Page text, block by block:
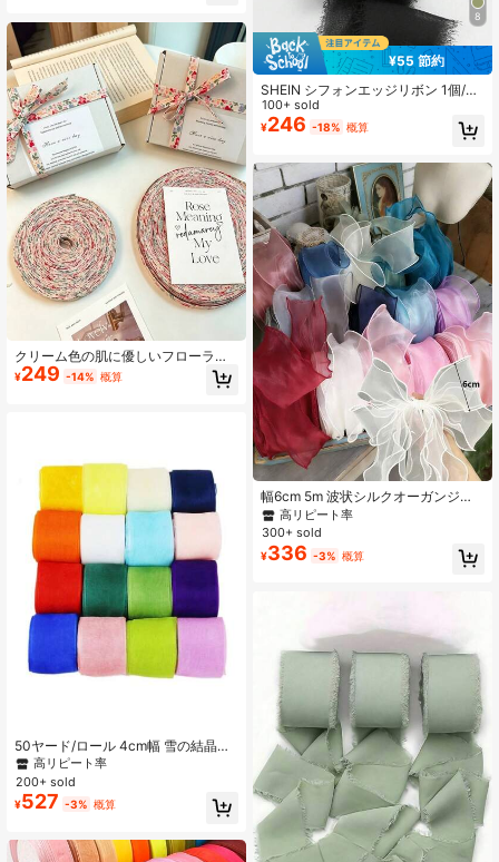
クリーム色の肌に優しいフローラル
リボン、ギフトラッピング、ハンド
メイドクラフト、ホリデーデコレー
ィー、誕生日ギフトラッピングに適
しています
¥249 -14% 概算
50ヤード/ロール 4cm幅 雪の結晶オ
ーガンジーリボン、ギフトラッピン
グ、ベーキングパッケージ、花束、
ウェディングデコレーション、ハン
ドメイドDIYクラフト、ヘッドウェ
高リピート率
200+ sold
¥527 -3% 概算
8
¥55 節約
SHEIN シフォンエッジリボン 1個/5
個入り、幅4cm×長さ6.5m ウェディ
ング装飾、ブーケ装飾、ハンドメイ
ド装飾、招待状装飾、ホーム装飾、
パーティー、誕生日、新年、バレン
タインデーに適しています
100+ sold
¥246 -18% 概算
幅6cm 5m 波状シルクオーガンジー
リボン ヘアアクセサリー ハンドメイ
ド DIY ギフトラッピング 装飾 レース
リボン
高リピート率
300+ sold
¥336 -3% 概算